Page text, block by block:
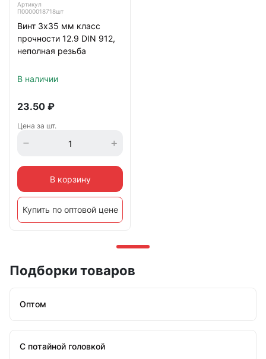
Артикул
П0000018718шт
Винт 3х35 мм класс
прочности 12.9 DIN 912,
неполная резьба
В наличии
23.50 ₽
Цена за шт.
В корзину
Купить по оптовой цене
Подборки товаров
Оптом
С потайной головкой